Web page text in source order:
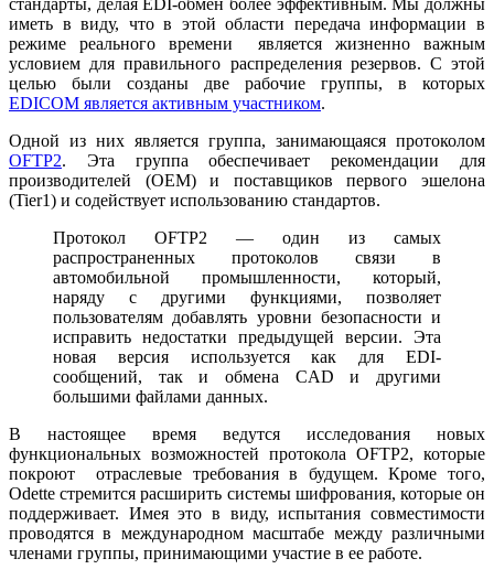
стандарты, делая EDI-обмен более эффективным. Мы должны
иметь в виду, что в этой области передача информации в
режиме реального времени является жизненно важным
условием для правильного распределения резервов. С этой
целью были созданы две рабочие группы, в которых
EDICOM является активным участником.
Одной из них является группа, занимающаяся протоколом
OFTP2. Эта группа обеспечивает рекомендации для
производителей (OEM) и поставщиков первого эшелона
(Tier1) и содействует использованию стандартов.
Протокол OFTP2 — один из самых
распространенных протоколов связи в
автомобильной промышленности, который,
наряду с другими функциями, позволяет
пользователям добавлять уровни безопасности и
исправить недостатки предыдущей версии. Эта
новая версия используется как для EDI-
сообщений, так и обмена CAD и другими
большими файлами данных.
В настоящее время ведутся исследования новых
функциональных возможностей протокола OFTP2, которые
покроют отраслевые требования в будущем. Кроме того,
Odette стремится расширить системы шифрования, которые он
поддерживает. Имея это в виду, испытания совместимости
проводятся в международном масштабе между различными
членами группы, принимающими участие в ее работе.